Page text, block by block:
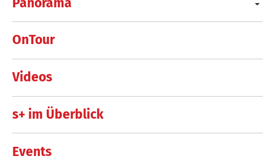
OnTour
Videos
s+ im Überblick
Events